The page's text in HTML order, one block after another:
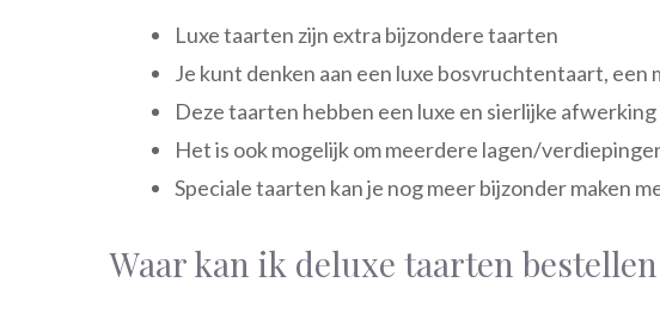
Luxe taarten zijn extra bijzondere taarten
Je kunt denken aan een luxe bosvruchtentaart,
Deze taarten hebben een luxe en sierlijke
Het is ook mogelijk om meerdere lagen/
Speciale taarten kan je nog meer bijzonder maken
Waar kan ik deluxe taarten